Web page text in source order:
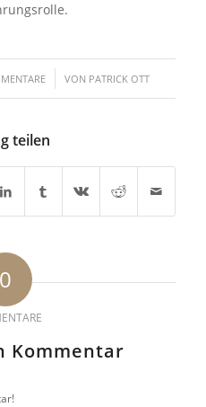
VON PATRICK OTT
teilen
0
Kommentar